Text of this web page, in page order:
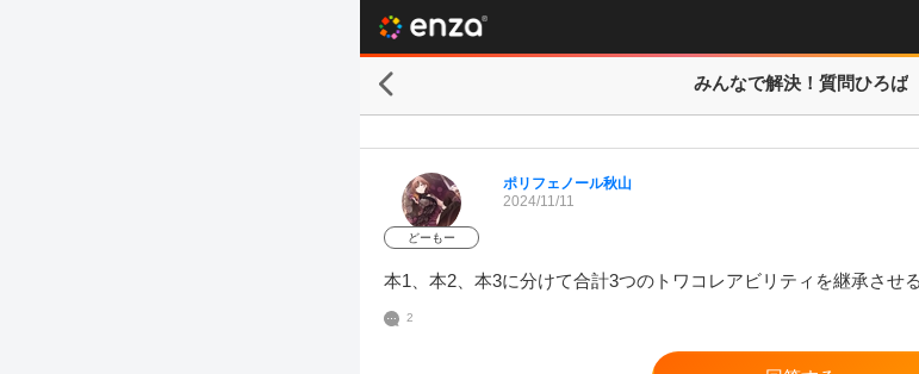
みんなで解決！ 質問ひろば
どーもー
ポリフェノール秋山
2024/11/11
本1、本2、本3に分けて合計3つのトワコレアビリティを継承させ
2